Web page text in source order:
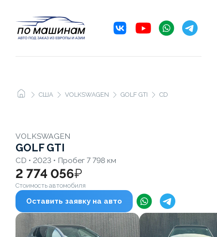
США VOLKSWAGEN GOLF GTI CD
VOLKSWAGEN
GOLF GTI
CD • 2023 • Пробег 7 798 км
2 774 056₽
Стоимость автомобиля
Оставить заявку на авто